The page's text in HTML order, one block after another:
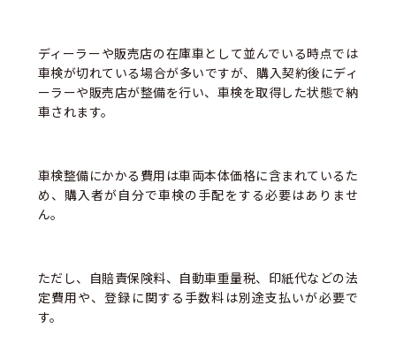
ディーラーや販売店の在庫車として並んでいる時点では
車検が切れている場合が多いですが、購入契約後にディ
ーラーや販売店が整備を行い、車検を取得した状態で納
車されます。
車検整備にかかる費用は車両本体価格に含まれているた
め、購入者が自分で車検の手配をする必要はありませ
ん。
ただし、自賠責保険料、自動車重量税、印紙代などの法
定費用や、登録に関する手数料は別途支払いが必要で
す。